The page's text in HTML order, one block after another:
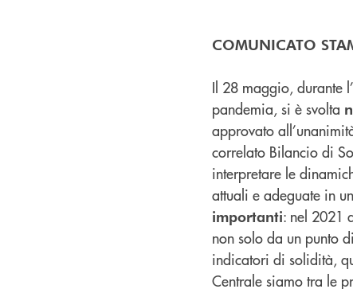
COMUNICATO
Il 28 maggio, durante l’
pandemia, si è svolta
approvato
correlato Bilancio di
interpretare le
attuali e adeguate in
importanti: nel 2021
non solo da un punto
indicatori di solidità,
Centrale siamo tra le